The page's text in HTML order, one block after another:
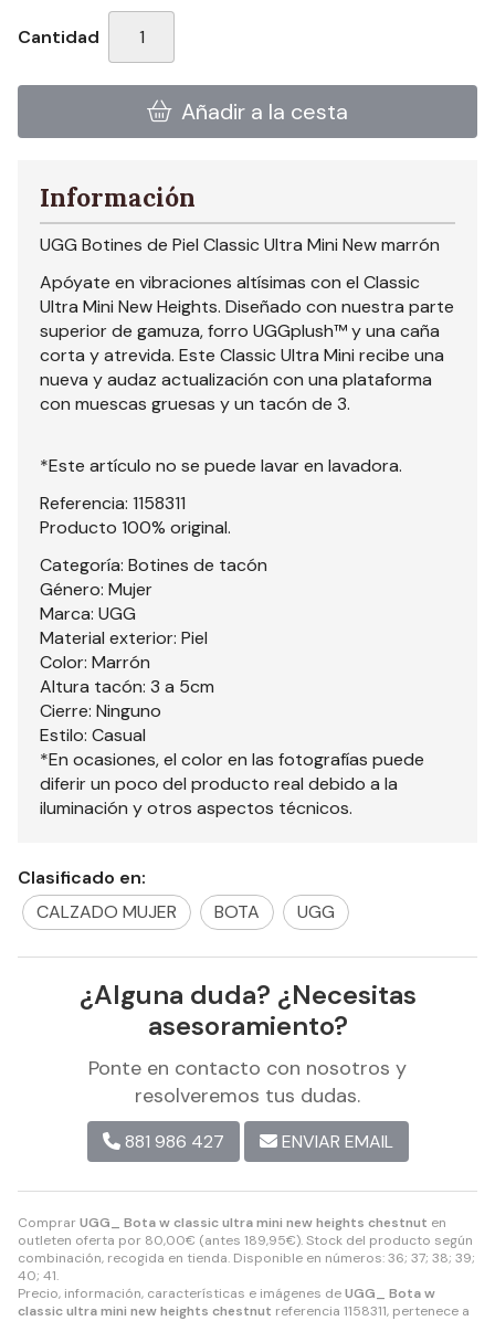
Cantidad
Añadir a la cesta
ComprarUGG_ Bota w classic ultra mini new heights chestnut en
outleten oferta por 80,00€ (antes 189,95€). Stock del producto según
combinación, recogida en tienda. Disponible en números: 36; 37; 38; 39;
40; 41.
Precio, información, características e imágenes deUGG_ Bota w
classic ultra mini new heights chestnut referencia 1158311, pertenece a
Información
UGG Botines de Piel Classic Ultra Mini New marrón
Apóyate en vibraciones altísimas con el Classic
Ultra Mini New Heights. Diseñado con nuestra parte
superior de gamuza, forro UGGplush™ y una caña
corta y atrevida. Este Classic Ultra Mini recibe una
nueva y audaz actualización con una plataforma
con muescas gruesas y un tacón de 3.
*Este artículo no se puede lavar en lavadora.
Referencia: 1158311
Producto 100% original.
Categoría: Botines de tacón
Género: Mujer
Marca: UGG
Material exterior: Piel
Color: Marrón
Altura tacón: 3 a 5cm
Cierre: Ninguno
Estilo: Casual
*En ocasiones, el color en las fotografías puede
diferir un poco del producto real debido a la
iluminación y otros aspectos técnicos.
Clasificado en:
CALZADO MUJER
BOTA UGG
¿Alguna duda? ¿Necesitas
asesoramiento?
Ponte en contacto con nosotros y
resolveremos tus dudas.
881 986 427 ENVIAR EMAIL